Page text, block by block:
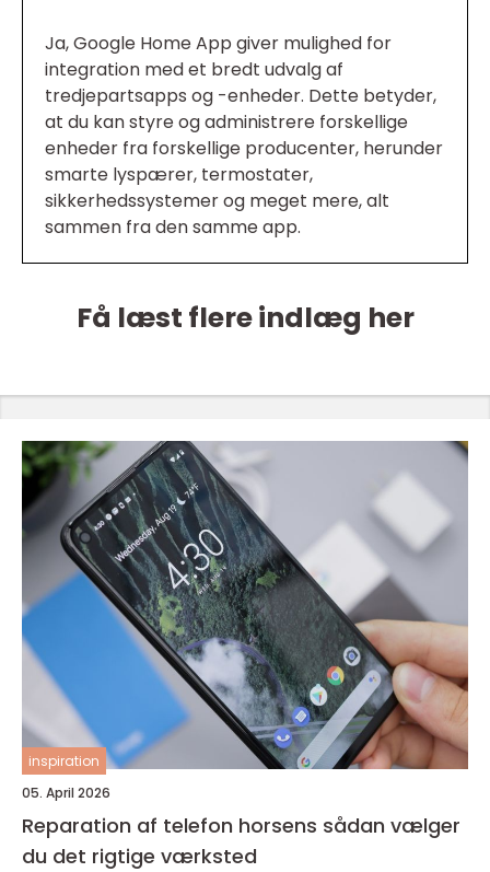
Ja, Google Home App giver mulighed for
integration med et bredt udvalg af
tredjepartsapps og -enheder. Dette betyder,
at du kan styre og administrere forskellige
enheder fra forskellige producenter, herunder
smarte lyspærer, termostater,
sikkerhedssystemer og meget mere, alt
sammen fra den samme app.
Få læst flere indlæg her
inspiration
05. April 2026
Reparation af telefon horsens sådan vælger
du det rigtige værksted